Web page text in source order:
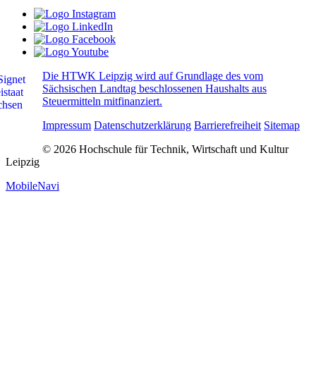
Die HTWK Leipzig wird auf Grundlage des vom
Sächsischen Landtag beschlossenen Haushalts aus
Steuermitteln mitfinanziert.
Impressum Datenschutzerklärung Barrierefreiheit Sitemap
© 2026 Hochschule für Technik, Wirtschaft und Kultur
Leipzig
MobileNavi